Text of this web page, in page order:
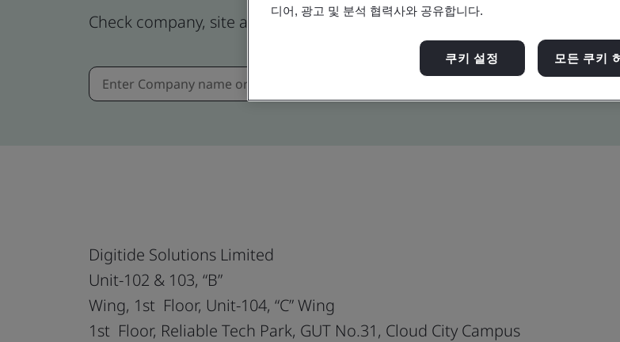
Check company, site and product certificates - Validation and
Digitide Solutions Limited
Unit-102 & 103, “B”
Wing, 1st Floor, Unit-104, “C” Wing
1st Floor, Reliable Tech Park, GUT No.31, Cloud City Campus
디어, 광고 및 분석 협력사와 공유합니다.
쿠키 설정 모든 쿠키